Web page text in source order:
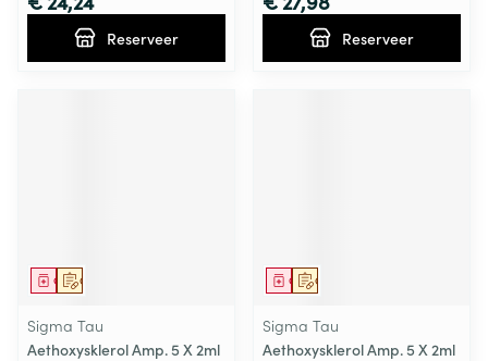
Reserveer Reserveer
Op voorschrift
Geneesmiddel
Sigma Tau
Aethoxysklerol Amp. 5 X 2ml
Op voorschrift
Geneesmiddel
Sigma Tau
Aethoxysklerol Amp. 5 X 2ml